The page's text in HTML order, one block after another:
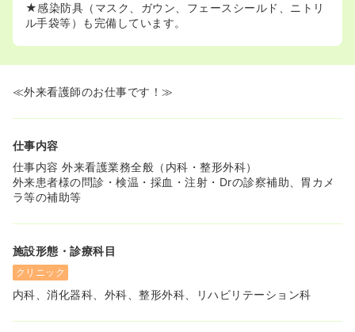
★感染防具（マスク、ガウン、フェースシールド、ニトリ
ル手袋等）も完備しています。
≪外来看護師のお仕事です！≫
仕事内容
仕事内容 外来看護業務全般（内科・整形外科）
外来患者様の問診・検温・採血・注射・Drの診察補助、胃カメ
ラ等の補助等
施設形態・診療科目
クリニック
内科、消化器科、外科、整形外科、リハビリテーション科